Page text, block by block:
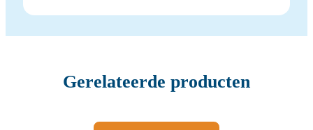
Gerelateerde producten